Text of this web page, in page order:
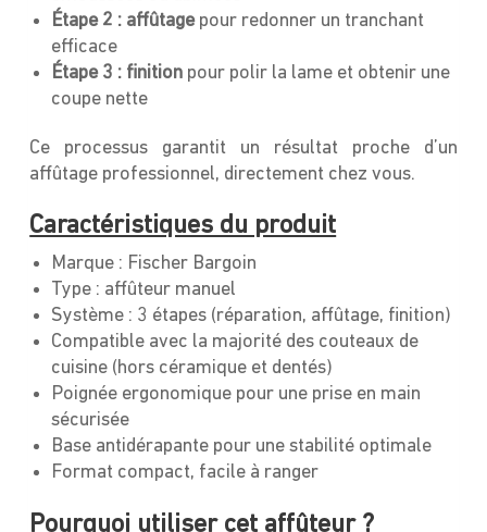
Étape 2 : affûtagepour redonner un tranchant
efficace
Étape 3 : finition pour polir la lame et obtenir une
coupe nette
Ce processus garantit un résultat proche d’un
affûtage professionnel, directement chez vous.
Caractéristiques du produit
Marque : Fischer Bargoin
Type : affûteur manuel
Système : 3 étapes (réparation, affûtage, finition)
Compatible avec la majorité des couteaux de
cuisine (hors céramique et dentés)
Poignée ergonomique pour une prise en main
sécurisée
Base antidérapante pour une stabilité optimale
Format compact, facile à ranger
Pourquoi utiliser cet affûteur ?